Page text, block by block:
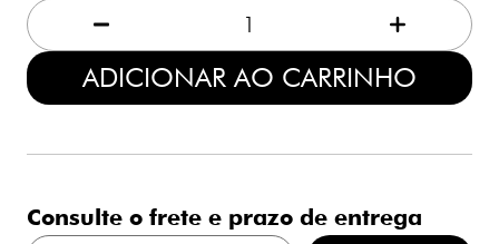
ADICIONAR AO CARRINHO
Consulte o frete e prazo de entrega